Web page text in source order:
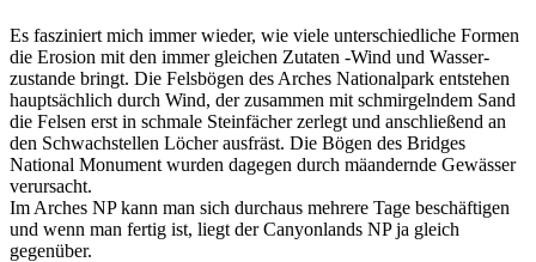
Es fasziniert mich immer wieder, wie viele unterschiedliche Formen
die Erosion mit den immer gleichen Zutaten -Wind und Wasser-
zustande bringt. Die Felsbögen des Arches Nationalpark entstehen
hauptsächlich durch Wind, der zusammen mit schmirgelndem Sand
die Felsen erst in schmale Steinfächer zerlegt und anschließend an
den Schwachstellen Löcher ausfräst. Die Bögen des Bridges
National Monument wurden dagegen durch mäandernde Gewässer
verursacht.
Im Arches NP kann man sich durchaus mehrere Tage beschäftigen
und wenn man fertig ist, liegt der Canyonlands NP ja gleich
gegenüber.